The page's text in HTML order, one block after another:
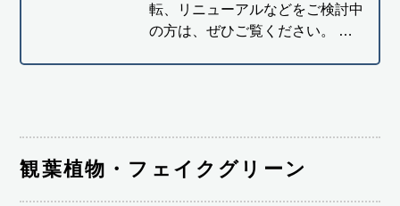
転、リニューアルなどをご検討中
の方は、ぜひご覧ください。 …
観葉植物・フェイクグリーン